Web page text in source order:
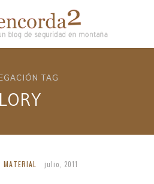
TAG
LORY
MATERIAL julio, 2011